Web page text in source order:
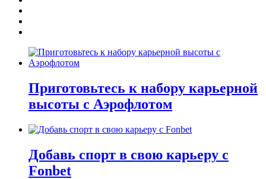
Приготовьтесь к набору карьерной
высоты с Аэрофлотом
Добавь спорт в свою карьеру с
Fonbet